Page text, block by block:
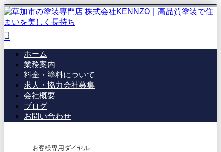
ホーム
業務案内
料金・塗料について
求人・協力会社募集
会社概要
ブログ
お問い合わせ
お客様専用ダイヤル